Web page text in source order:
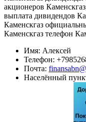
акционеров
выплата дивидендов
Каменскгаз
Каменскгаз телефон
Имя: Алексей
Телефон:
Почта:
Населённый